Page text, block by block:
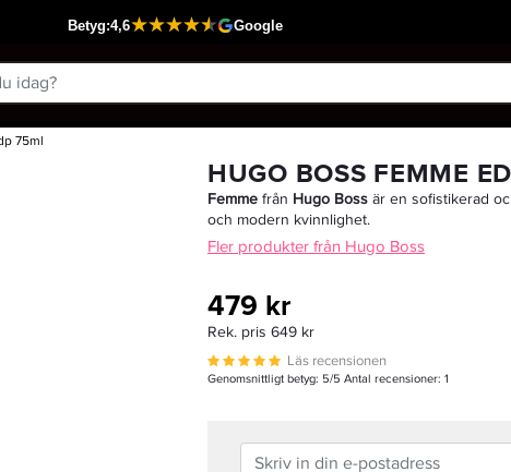
75ml
Passar din varukorgHUGO BOSS FEMME
Femme från Hugo Boss är en sofistikerad
och modern kvinnlighet.
Fler produkter från Hugo Boss
479 kr
Rek. pris 649 kr
Läs recensionen
Genomsnittligt betyg: 5/5 Antal recensioner: 1